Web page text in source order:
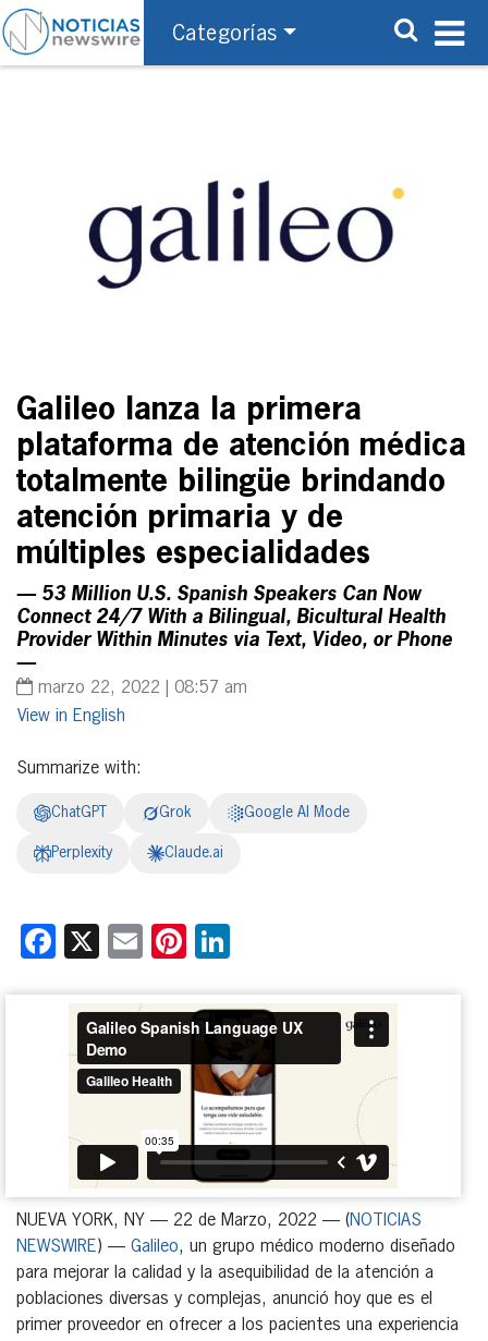
Categorías
Galileo lanza la primera
plataforma de atención médica
totalmente bilingüe brindando
atención primaria y de
múltiples especialidades
— 53 Million U.S. Spanish Speakers Can Now
Connect 24/7 With a Bilingual, Bicultural Health
Provider Within Minutes via Text, Video, or Phone
—
marzo 22, 2022 | 08:57 am
English
Summarize with:
ChatGPT Grok Google AI Mode
Perplexity Claude.ai
Facebook
X EmailPinterest
NUEVA YORK, NY — 22 de Marzo, 2022 — (NOTICIAS
NEWSWIRE) — Galileo, un grupo médico moderno diseñado
para mejorar la calidad y la asequibilidad de la atención a
poblaciones diversas y complejas, anunció hoy que es el
primer proveedor en ofrecer a los pacientes una experiencia